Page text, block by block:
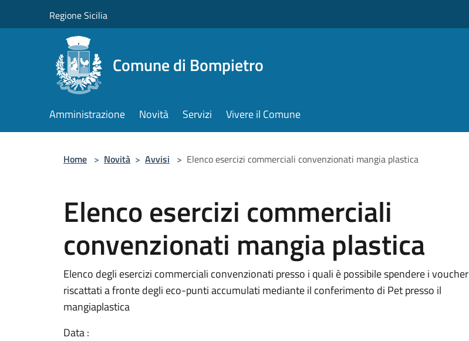
Regione Sicilia
Comune di Bompietro
Amministrazione Novità Servizi Vivere il Comune
Home > Novità > Avvisi > Elenco esercizi commerciali convenzionati mangia plastica
Elenco esercizi commerciali
convenzionati mangia plastica
Elenco degli esercizi commerciali convenzionati presso i quali è possibile spendere i voucher
riscattati a fronte degli eco-punti accumulati mediante il conferimento di Pet presso il
mangiaplastica
Data :